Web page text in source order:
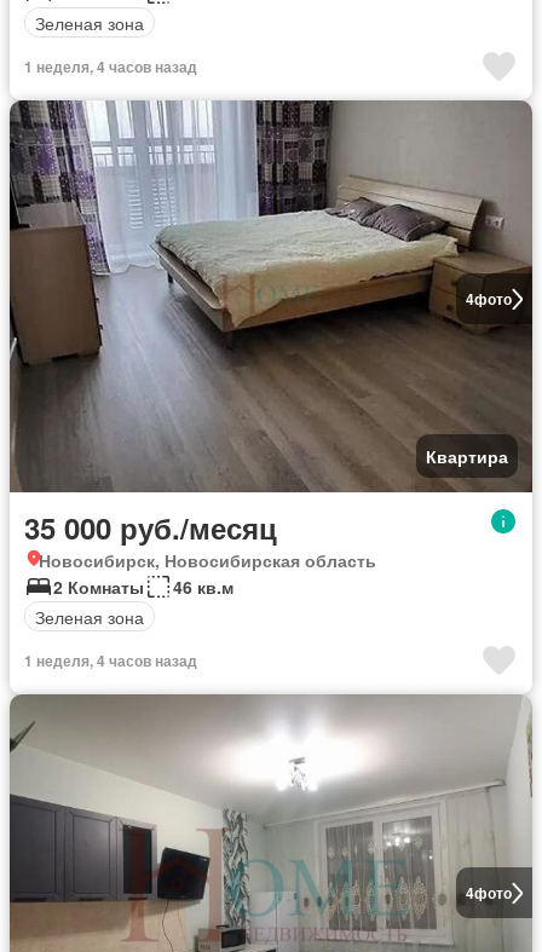
Зеленая зона
1 неделя, 4 часов назад
4фото
Квартира
35 000 руб./месяц
Новосибирск, Новосибирская область
2 Комнаты
46 кв.м
Зеленая зона
1 неделя, 4 часов назад
4фото